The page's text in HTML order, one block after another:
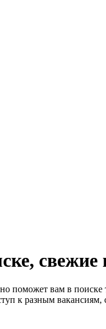
свежие
вам в поиске
к разным